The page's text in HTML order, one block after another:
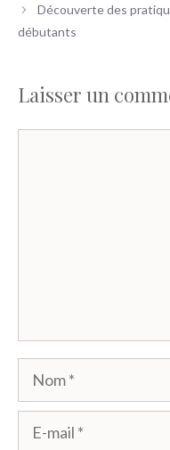
Découverte des
débutants
Laisser un
Nom